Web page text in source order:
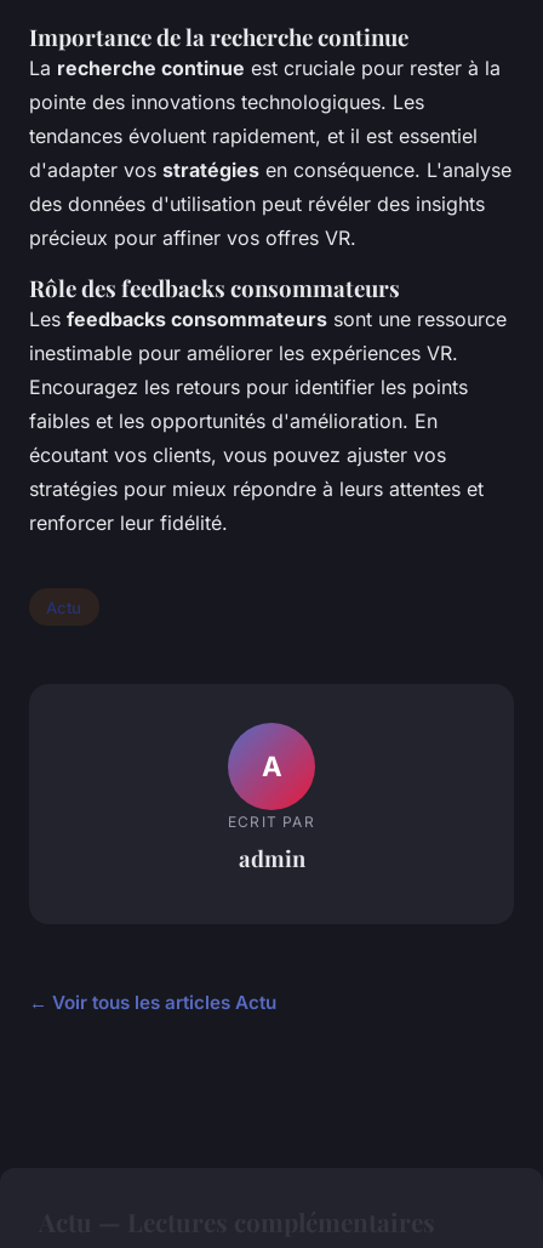
Importance de la recherche continue
La recherche continue est cruciale pour rester à la
pointe des innovations technologiques. Les
tendances évoluent rapidement, et il est essentiel
d'adapter vos stratégies en conséquence. L'analyse
des données d'utilisation peut révéler des insights
précieux pour affiner vos offres VR.
Rôle des feedbacks consommateurs
Les feedbacks consommateurs sont une ressource
inestimable pour améliorer les expériences VR.
Encouragez les retours pour identifier les points
faibles et les opportunités d'amélioration. En
écoutant vos clients, vous pouvez ajuster vos
stratégies pour mieux répondre à leurs attentes et
renforcer leur fidélité.
Actu
A
ECRIT PAR
admin
← Voir tous les articles Actu